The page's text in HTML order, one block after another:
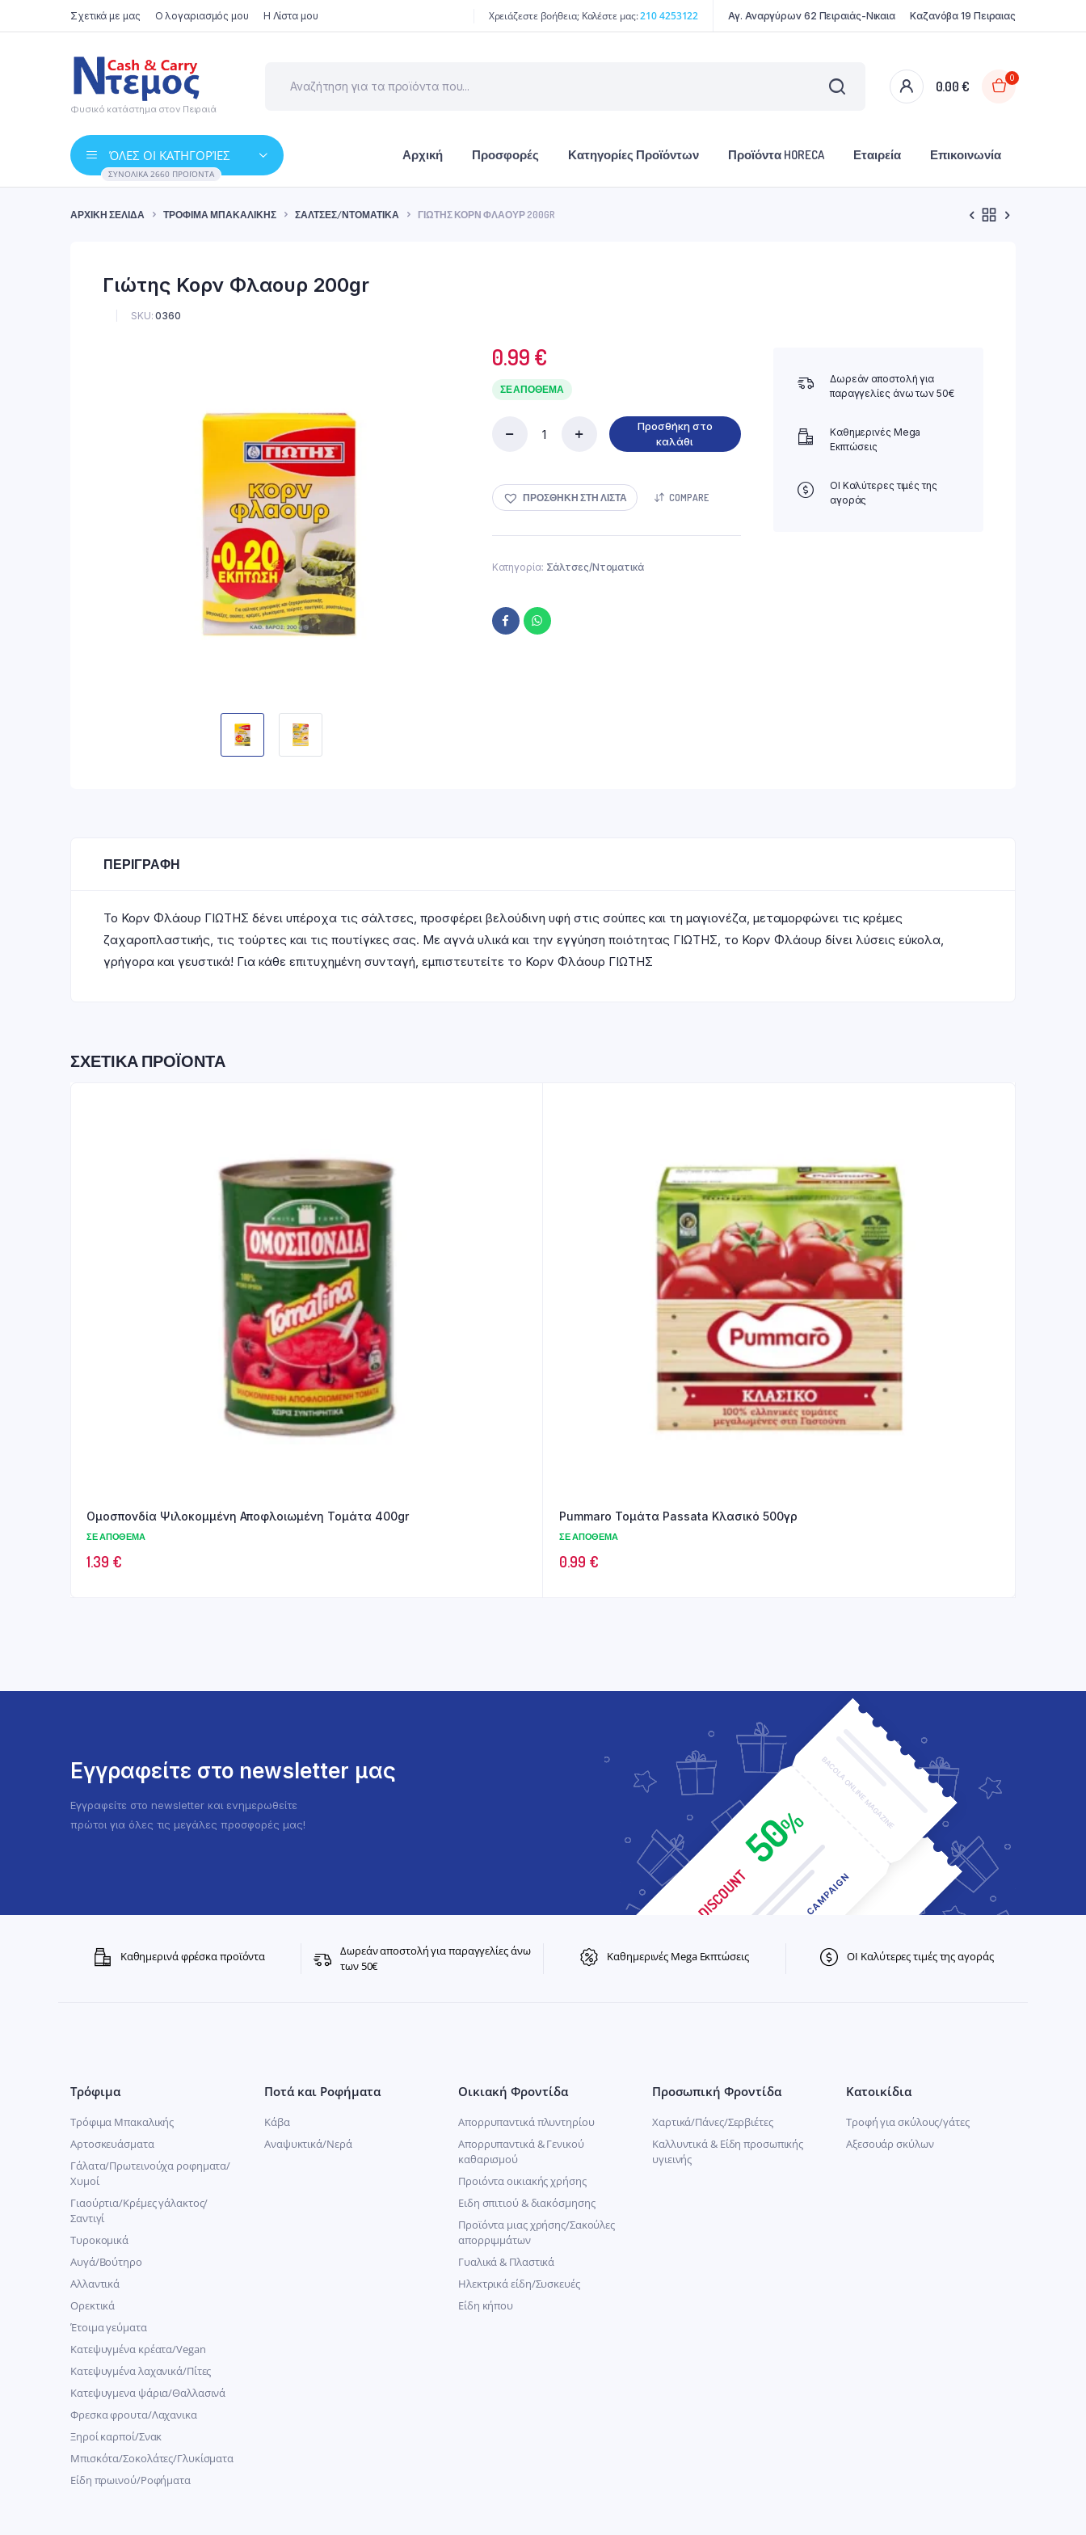
Σχετικά με μας Ο λογαριασμός μου Η Λίστα μου Χρειάζεστε βοήθεια; Καλέστε μας:210 4253122 Αγ. Αναργύρων 62 Πειραιάς-Νικαια Καζανόβα 19 Πειραιας
Φυσικό κατάστημα στον Πειραιά
0.00€
0
ΌΛΕΣ ΟΙ ΚΑΤΗΓΟΡΊΕΣ
ΣΥΝΟΛΙΚΆ 2660 ΠΡΟΪΌΝΤΑ
Αρχική Προσφορές Κατηγορίες Προϊόντων Προϊόντα HORECA Εταιρεία Επικοινωνία
ΑΡΧΙΚΉ ΣΕΛΊΔΑ ΤΡΌΦΙΜΑ ΜΠΑΚΑΛΙΚΉΣ ΣΆΛΤΣΕΣ/ΝΤΟΜΑΤΙΚΆ ΓΙΏΤΗΣ ΚΟΡΝ ΦΛΑΟΥΡ 200GR
Γιώτης Κορν Φλαουρ 200gr
SKU: 0360
0.99 €
ΣΕ ΑΠΌΘΕΜΑ
200gr
ποσότητα
Προσθήκη στο
καλάθι
ΠΡΟΣΘΉΚΗ ΣΤΗ ΛΊΣΤΑ COMPARE
Κατηγορία: Σάλτσες/Ντοματικά
Δωρεάν αποστολή για
παραγγελίες άνω των 50€
Καθημερινές Mega
Εκπτώσεις
ΟΙ Καλύτερες τιμές της
αγοράς
ΠΕΡΙΓΡΑΦΉ
Το Κορν Φλάουρ ΓΙΩΤΗΣ δένει υπέροχα τις σάλτσες, προσφέρει βελούδινη υφή στις σούπες και τη μαγιονέζα, μεταμορφώνει τις κρέμες
ζαχαροπλαστικής, τις τούρτες και τις πουτίγκες σας. Με αγνά υλικά και την εγγύηση ποιότητας ΓΙΩΤΗΣ, το Κορν Φλάουρ δίνει λύσεις εύκολα,
γρήγορα και γευστικά! Για κάθε επιτυχημένη συνταγή, εμπιστευτείτε το Κορν Φλάουρ ΓΙΩΤΗΣ
ΣΧΕΤΙΚΆ ΠΡΟΪΌΝΤΑ
Ομοσπονδία Ψιλοκομμένη Αποφλοιωμένη Τομάτα 400gr
ΣΕ ΑΠΌΘΕΜΑ
1.39 €
Pummaro Τομάτα Passata Κλασικό 500γρ
ΣΕ ΑΠΌΘΕΜΑ
0.99 €
Εγγραφείτε στο newsletter μας
Εγγραφείτε στο newsletter και ενημερωθείτε
πρώτοι για όλες τις μεγάλες προσφορές μας!
Καθημερινά φρέσκα προϊόντα
Δωρεάν αποστολή για παραγγελίες άνω
των 50€
Καθημερινές Mega Εκπτώσεις ΟΙ Καλύτερες τιμές της αγοράς
Τρόφιμα
Τρόφιμα Μπακαλικής
Αρτοσκευάσματα
Γάλατα/Πρωτεινούχα ροφηματα/
Χυμοί
Γιαούρτια/Κρέμες γάλακτος/
Σαντιγί
Τυροκομικά
Αυγά/Βούτηρο
Αλλαντικά
Ορεκτικά
Έτοιμα γεύματα
Κατεψυγμένα κρέατα/Vegan
Kατεψυγμένα λαχανικά/Πίτες
Κατεψυγμενα ψάρια/Θαλλασινά
Φρεσκα φρουτα/Λαχανικα
Ξηροί καρποί/Σνακ
Μπισκότα/Σοκολάτες/Γλυκίσματα
Είδη πρωινού/Ροφήματα
Ποτά και Ροφήματα
Κάβα
Αναψυκτικά/Νερά
Οικιακή Φροντίδα
Απορρυπαντικά πλυντηρίου
Απορρυπαντικά & Γενικού
καθαρισμού
Προιόντα οικιακής χρήσης
Ειδη σπιτιού & διακόσμησης
Προϊόντα μιας χρήσης/Σακούλες
απορριμμάτων
Γυαλικά & Πλαστικά
Ηλεκτρικά είδη/Συσκευές
Είδη κήπου
Προσωπική Φροντίδα
Χαρτικά/Πάνες/Σερβιέτες
Καλλυντικά & Είδη προσωπικής
υγιεινής
Κατοικίδια
Τροφή για σκύλους/γάτες
Αξεσουάρ σκύλων